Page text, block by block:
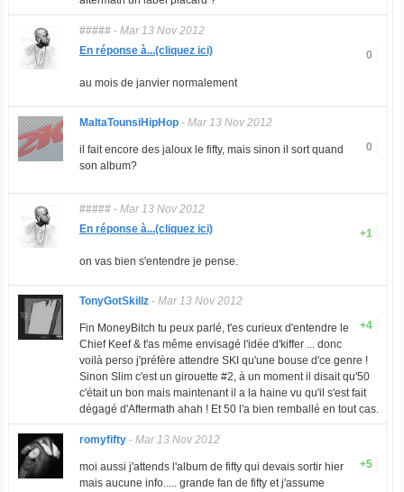
#####- Mar 13 Nov 2012
0
En réponse à...(cliquez ici)
au mois de janvier normalement
MaltaTounsiHipHop- Mar 13 Nov 2012
0
il fait encore des jaloux le fifty, mais sinon il sort quand
son album?
#####- Mar 13 Nov 2012
+1
En réponse à...(cliquez ici)
on vas bien s'entendre je pense.
TonyGotSkillz- Mar 13 Nov 2012
+4
Fin MoneyBitch tu peux parlé, t'es curieux d'entendre le
Chief Keef & t'as même envisagé l'idée d'kiffer ... donc
voilà perso j'préfère attendre SKI qu'une bouse d'ce genre !
Sinon Slim c'est un girouette #2, à un moment il disait qu'50
c'était un bon mais maintenant il a la haine vu qu'il s'est fait
dégagé d'Aftermath ahah ! Et 50 l'a bien remballé en tout cas.
romyfifty- Mar 13 Nov 2012
+5
moi aussi j'attends l'album de fifty qui devais sortir hier
mais aucune info..... grande fan de fifty et j'assume